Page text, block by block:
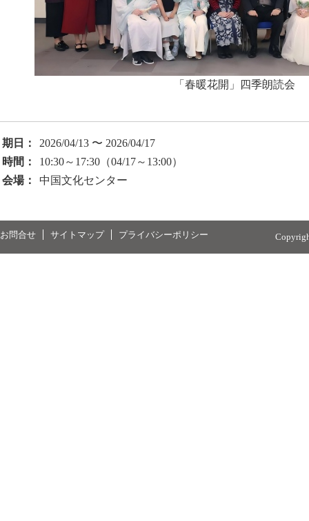
「春暖花開」四季朗読会
期日：
2026/04/13 〜 2026/04/17
時間：
10:30～17:30（04/17～13:00）
会場：
中国文化センター
お問合せ サイトマップ プライバシーポリシー